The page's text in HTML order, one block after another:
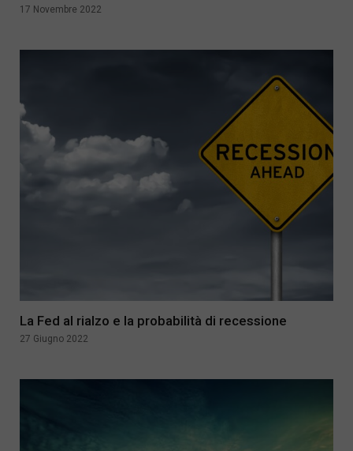
17 Novembre 2022
La Fed al rialzo e la probabilità di recessione
27 Giugno 2022